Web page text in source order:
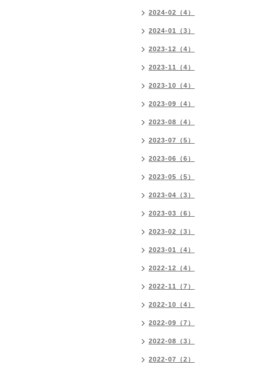
2024-02（4）
2024-01（3）
2023-12（4）
2023-11（4）
2023-10（4）
2023-09（4）
2023-08（4）
2023-07（5）
2023-06（6）
2023-05（5）
2023-04（3）
2023-03（6）
2023-02（3）
2023-01（4）
2022-12（4）
2022-11（7）
2022-10（4）
2022-09（7）
2022-08（3）
2022-07（2）